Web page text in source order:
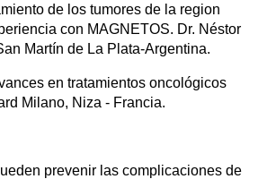
de los tumores de la region
con MAGNETOS. Dr. Néstor
Martín de La Plata-Argentina.
en tratamientos oncológicos
Milano, Niza - Francia.
prevenir las complicaciones de